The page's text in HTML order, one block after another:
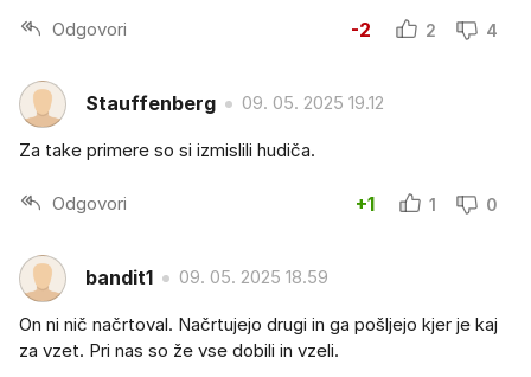
Odgovori -2 2 4
Stauffenberg 09. 05. 2025 19.12
Za take primere so si izmislili hudiča.
Odgovori +1 1 0
bandit1 09. 05. 2025 18.59
On ni nič načrtoval. Načrtujejo drugi in ga pošljejo kjer je kaj
za vzet. Pri nas so že vse dobili in vzeli.